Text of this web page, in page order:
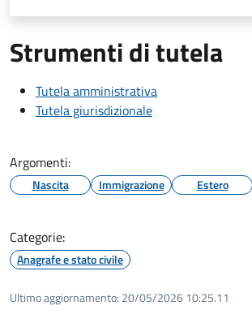
Strumenti di tutela
Tutela amministrativa
Tutela giurisdizionale
Argomenti:
Nascita Immigrazione Estero
Categorie:
Anagrafe e stato civile
Ultimo aggiornamento: 20/05/2026 10:25.11